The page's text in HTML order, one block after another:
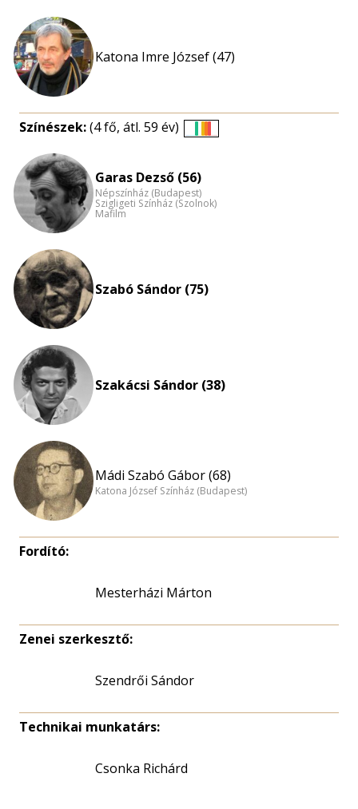
Katona Imre József (47)
Színészek:(4 fő, átl. 59 év)
nagyítása
Garas Dezső (56)
Népszínház (Budapest)
Szigligeti Színház (Szolnok)
Mafilm
Szabó Sándor (75)
Szakácsi Sándor (38)
Mádi Szabó Gábor (68)
Katona József Színház (Budapest)
Fordító:
Mesterházi Márton
Zenei szerkesztő:
Szendrői Sándor
Technikai munkatárs:
Csonka Richárd